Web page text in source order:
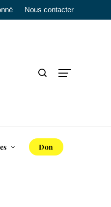
Nous contacter
Don